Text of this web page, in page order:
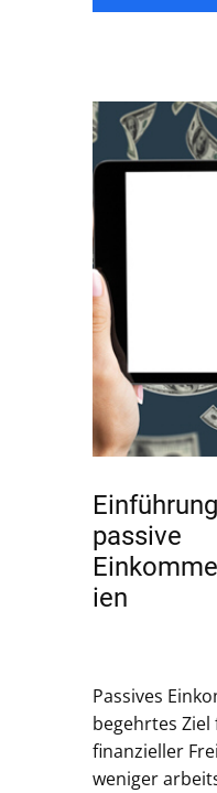
passive
ien
Passives
begehrtes Ziel
finanzieller
weniger